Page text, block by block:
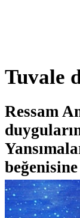
Tuvale
Ressam